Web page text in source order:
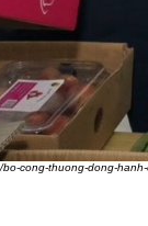
cong-thuong-dong-